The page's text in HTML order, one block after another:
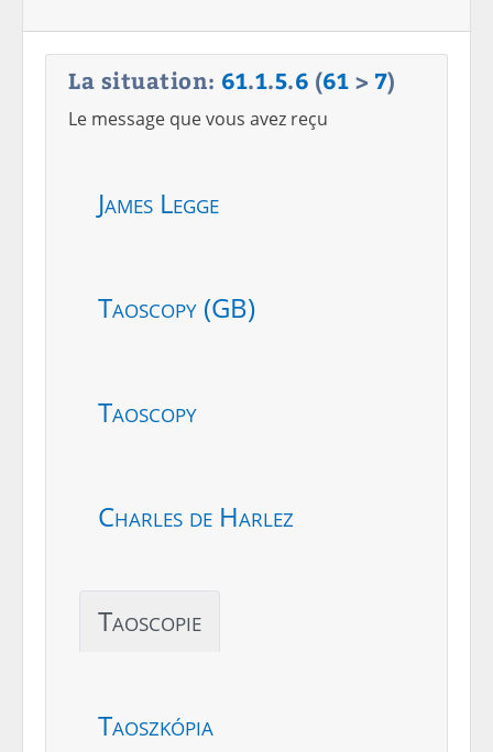
La situation: 61.1.5.6 (61 > 7)
Le message que vous avez reçu
James Legge
Taoscopy (GB)
Taoscopy
Charles de Harlez
Taoscopie
Taoszkópia